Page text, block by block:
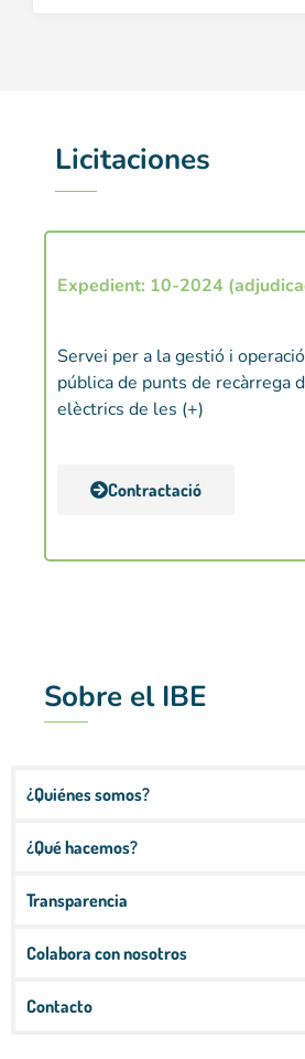
Licitaciones
Expedient: 10-2024
Servei per a la gestió i
pública de punts de recàrrega
elèctrics de les (+)
Contractació
Sobre el IBE
¿Quiénes somos?
¿Qué hacemos?
Transparencia
Colabora con nosotros
Contacto